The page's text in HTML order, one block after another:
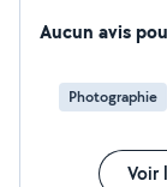
Aucun avis
Photographie
Voir